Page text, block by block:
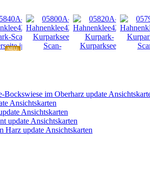
NEU
Bockswiese im Oberharz update
Ansichtskarten
Ansichtskarten
update Ansichtskarten
Harz update Ansichtskarten